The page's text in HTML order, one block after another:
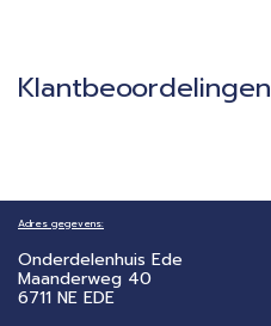
Klantbeoordelingen
Adres gegevens:
Onderdelenhuis Ede
Maanderweg 40
6711 NE EDE